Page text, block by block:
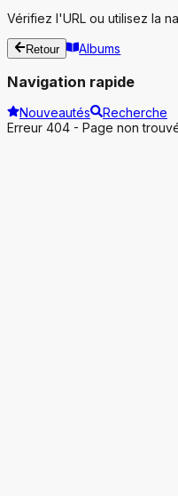
Vérifiez l'URL ou utilisez la
Retour Albums
Navigation rapide
Nouveautés
Recherche
Erreur 404 - Page non